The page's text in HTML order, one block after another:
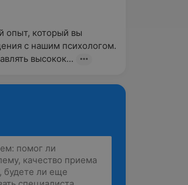
опыт, который вы
с нашим психологом.
высокок...